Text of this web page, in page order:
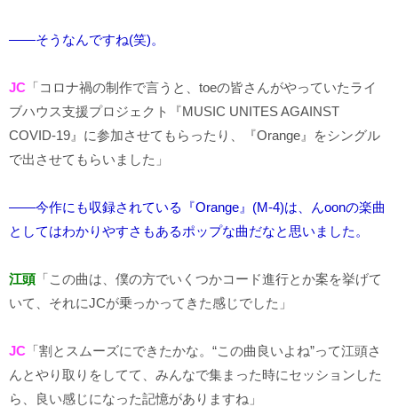
――そうなんですね(笑)。
JC 「コロナ禍の制作で言うと、toeの皆さんがやっていたライ
ブハウス支援プロジェクト『MUSIC UNITES AGAINST
COVID-19』に参加させてもらったり、『Orange』をシングル
で出させてもらいました」
――今作にも収録されている『Orange』(M-4)は、んoonの楽曲
としてはわかりやすさもあるポップな曲だなと思いました。
江頭 「この曲は、僕の方でいくつかコード進行とか案を挙げて
いて、それにJCが乗っかってきた感じでした」
JC 「割とスムーズにできたかな。“この曲良いよね”って江頭さ
んとやり取りをしてて、みんなで集まった時にセッションした
ら、良い感じになった記憶がありますね」